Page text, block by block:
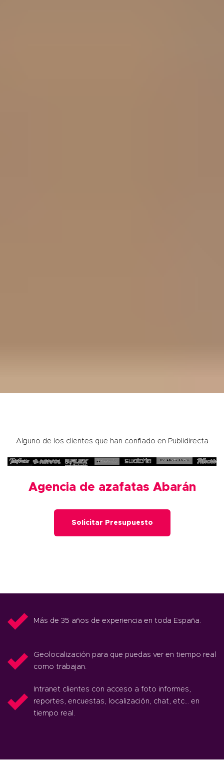
Alguno de los clientes que han confiado en Publidirecta
Agencia de azafatas Abarán
Solicitar Presupuesto
Más de 35 años de experiencia en toda España.
Geolocalización para que puedas ver en tiempo real
como trabajan.
Intranet clientes con acceso a foto informes,
reportes, encuestas, localización, chat, etc… en
tiempo real.